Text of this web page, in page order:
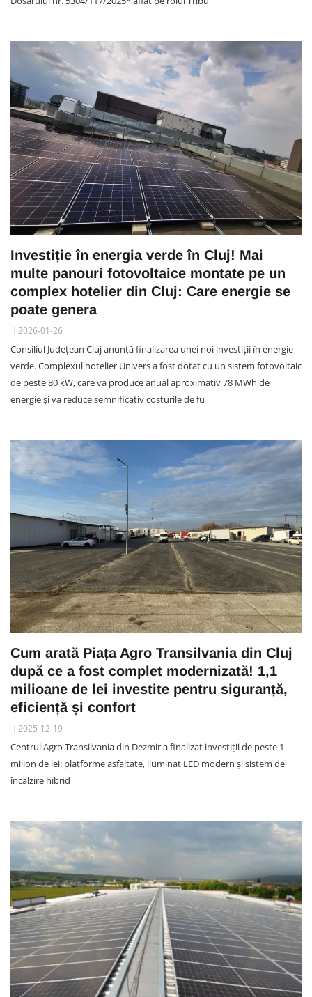
Investiție în energia verde în Cluj! Mai
multe panouri fotovoltaice montate pe un
complex hotelier din Cluj: Care energie se
poate genera
2026-01-26
Consiliul Județean Cluj anunță finalizarea unei noi investiții în energie
verde. Complexul hotelier Univers a fost dotat cu un sistem fotovoltaic
de peste 80 kW, care va produce anual aproximativ 78 MWh de
energie și va reduce semnificativ costurile de fu
Cum arată Piața Agro Transilvania din Cluj
după ce a fost complet modernizată! 1,1
milioane de lei investite pentru siguranță,
eficiență și confort
2025-12-19
Centrul Agro Transilvania din Dezmir a finalizat investiții de peste 1
milion de lei: platforme asfaltate, iluminat LED modern și sistem de
încălzire hibrid